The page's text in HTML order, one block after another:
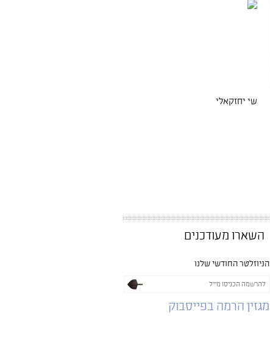
שי יחזקאלי
השארו מעודכנים
הניוזלטר החודשי שלנו
מגזין הרמה בפייסבוק